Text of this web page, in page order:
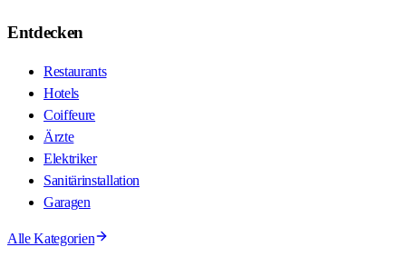
Entdecken
Restaurants
Hotels
Coiffeure
Ärzte
Elektriker
Sanitärinstallation
Garagen
Alle Kategorien